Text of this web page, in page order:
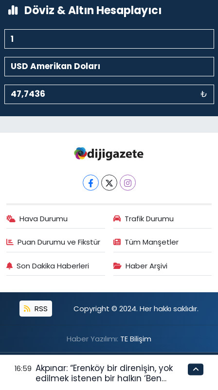
Döviz & Altın Hesaplayıcı
₺
Hava Durumu Trafik Durumu
Puan Durumu ve Fikstür Tüm Manşetler
Son Dakika Haberleri Haber Arşivi
RSS Copyright © 2024. Her hakkı saklıdır.
Haber Yazılımı: TE Bilişim
16:59 Akpınar: “Erenköy bir direnişin, yok
edilmek istenen bir halkın ‘Ben